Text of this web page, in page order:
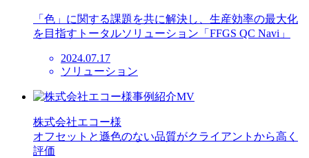
「色」に関する課題を共に解決し、生産効率の最大化
を目指すトータルソリューション「FFGS QC Navi」
2024.07.17
ソリューション
株式会社エコー様
オフセットと遜色のない品質がクライアントから高く
評価